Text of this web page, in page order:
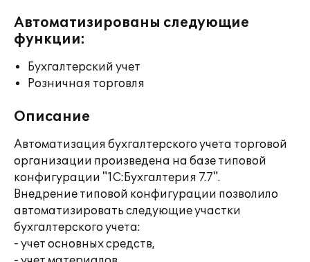
Автоматизированы следующие
функции:
Бухгалтерский учет
Розничная торговля
Описание
Автоматизация бухгалтерского учета торговой
организации произведена на базе типовой
конфигурации "1С:Бухгалтерия 7.7".
Внедрение типовой конфигурации позволило
автоматизировать следующие участки
бухгалтерского учета:
- учет основных средств,